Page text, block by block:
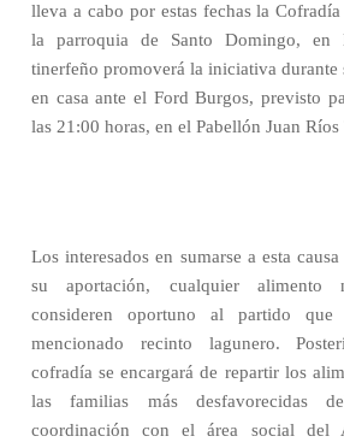
lleva a cabo por estas fechas la
la parroquia de Santo Domingo,
tinerfeño promoverá la iniciativa durante
en casa ante el Ford Burgos, previsto
las 21:00 horas, en el Pabellón Juan Ríos
Los interesados en sumarse a esta
su aportación, cualquier alimento
consideren oportuno al partido
mencionado recinto lagunero.
cofradía se encargará de repartir los
las familias más desfavorecidas
coordinación con el área social del